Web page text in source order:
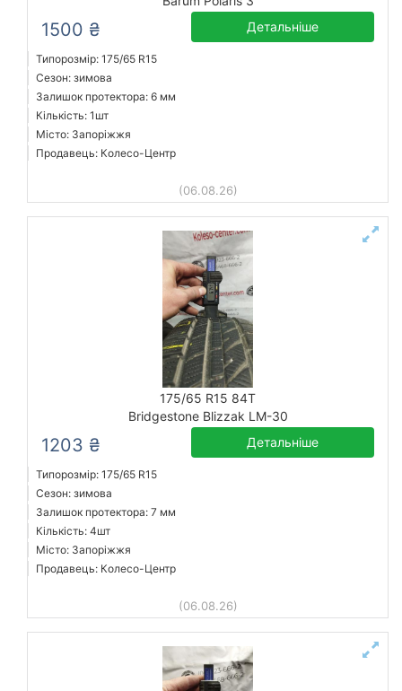
1500 ₴ Детальніше
Типорозмір: 175/65 R15
Сезон: зимова
Залишок протектора: 6 мм
Кількість: 1шт
Місто: Запоріжжя
Продавець: Колесо-Центр
(06.08.26)
175/65 R15 84T
Bridgestone Blizzak LM-30
1203 ₴ Детальніше
Типорозмір: 175/65 R15
Сезон: зимова
Залишок протектора: 7 мм
Кількість: 4шт
Місто: Запоріжжя
Продавець: Колесо-Центр
(06.08.26)